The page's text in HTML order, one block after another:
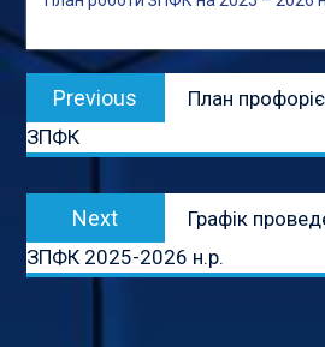
Навігація
записів
Previous
post:
План
ЗПФК
Next
post:
Графік
ЗПФК 2025-2026 н.р.